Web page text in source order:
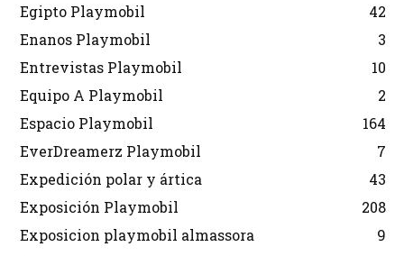
Egipto Playmobil
42
Enanos Playmobil
3
Entrevistas Playmobil
10
Equipo A Playmobil
2
Espacio Playmobil
164
EverDreamerz Playmobil
7
Expedición polar y ártica
43
Exposición Playmobil
208
Exposicion playmobil almassora
9